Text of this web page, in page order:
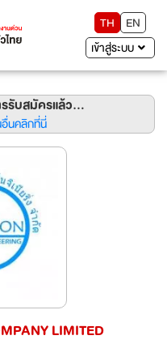
TH
EN
เข้าสู่ระบบ
รับสมัครแล้ว...
อื่นคลิกที่นี่
LIMITED